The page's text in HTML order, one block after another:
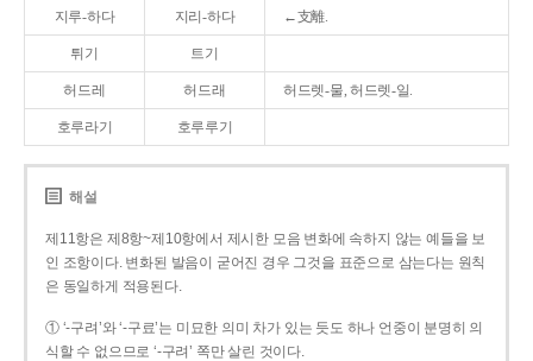
지루-하다 지리-하다 ←支離.
튀기 트기
허드레 허드래 허드렛-물, 허드렛-일.
호루라기 호루루기
해설
제11항은 제8항~제10항에서 제시한 모음 변화에 속하지 않는 예들을 보
인 조항이다. 변화된 발음이 굳어진 경우 그것을 표준으로 삼는다는 원칙
은 동일하게 적용된다.
① ‘-구려’와 ‘-구료’는 미묘한 의미 차가 있는 듯도 하나 언중이 분명히 의
식할 수 없으므로 ‘-구려’ 쪽만 살린 것이다.